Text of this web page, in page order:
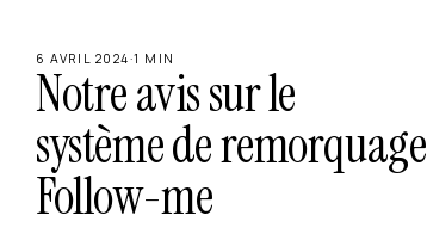
6 AVRIL 2024·1 MIN
Notre avis sur le
système de remorquage
Follow-me